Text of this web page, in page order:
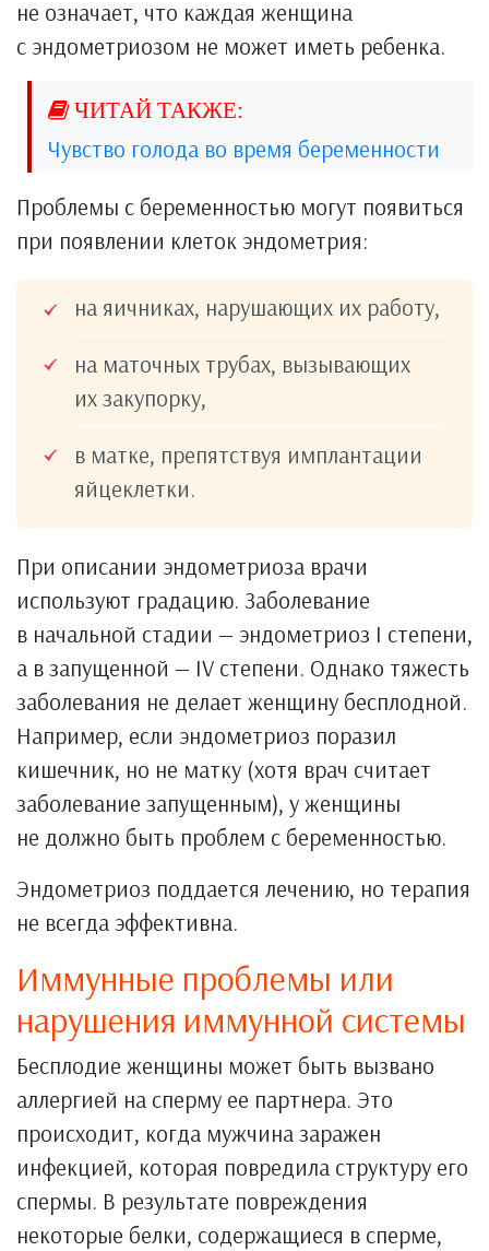
не означает, что каждая женщина
с эндометриозом не может иметь ребенка.
Чувство голода во время беременности
Проблемы с беременностью могут появиться
при появлении клеток эндометрия:
на яичниках, нарушающих их работу,
на маточных трубах, вызывающих
их закупорку,
в матке, препятствуя имплантации
яйцеклетки.
При описании эндометриоза врачи
используют градацию. Заболевание
в начальной стадии — эндометриоз I степени,
а в запущенной — IV степени. Однако тяжесть
заболевания не делает женщину бесплодной.
Например, если эндометриоз поразил
кишечник, но не матку (хотя врач считает
заболевание запущенным), у женщины
не должно быть проблем с беременностью.
Эндометриоз поддается лечению, но терапия
не всегда эффективна.
Иммунные проблемы или
нарушения иммунной системы
Бесплодие женщины может быть вызвано
аллергией на сперму ее партнера. Это
происходит, когда мужчина заражен
инфекцией, которая повредила структуру его
спермы. В результате повреждения
некоторые белки, содержащиеся в сперме,